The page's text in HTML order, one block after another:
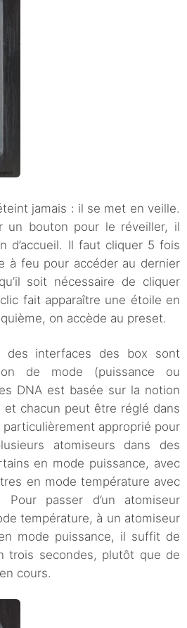
jamais : il se met en veille.
un bouton pour le réveiller, il
d’accueil. Il faut cliquer 5 fois
à feu pour accéder au dernier
soit nécessaire de cliquer
fait apparaître une étoile en
on accède au preset.
des interfaces des box sont
de mode (puissance ou
DNA est basée sur la notion
chacun peut être réglé dans
particulièrement approprié pour
atomiseurs dans des
en mode puissance, avec
en mode température avec
Pour passer d’un atomiseur
température, à un atomiseur
mode puissance, il suffit de
trois secondes, plutôt que de
cours.